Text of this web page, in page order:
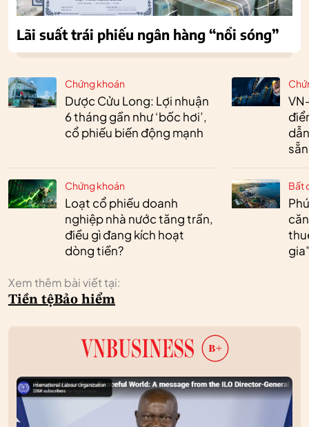
Chứng khoán
Dược Cửu Long: Lợi nhuận
6 tháng gần như ‘bốc hơi’,
cổ phiếu biến động mạnh
Chứng khoán
Loạt cổ phiếu doanh
nghiệp nhà nước tăng trần,
điều gì đang kích hoạt
dòng tiền?
Bất
Xem thêm bài viết tại:
Tiền tệBảo hiểm
Lãi suất trái phiếu ngân hàng “nổi sóng”